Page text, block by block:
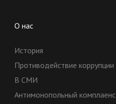
О нас
История
Противодействие коррупции
В СМИ
Антимонопольный комплаенс